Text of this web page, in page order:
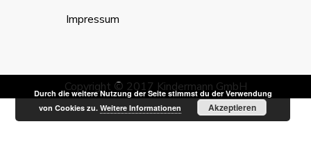
Impressum
Copyright © 2017 Kindermann GmbH
Durch die weitere Nutzung der Seite stimmst du der Verwendung
von Cookies zu.Weitere Informationen Akzeptieren